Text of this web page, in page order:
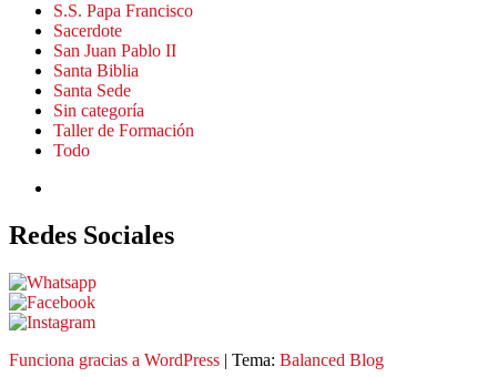
S.S. Papa Francisco
Sacerdote
San Juan Pablo II
Santa Biblia
Santa Sede
Sin categoría
Taller de Formación
Todo
Redes Sociales
Funciona gracias a WordPress | Tema: Balanced Blog